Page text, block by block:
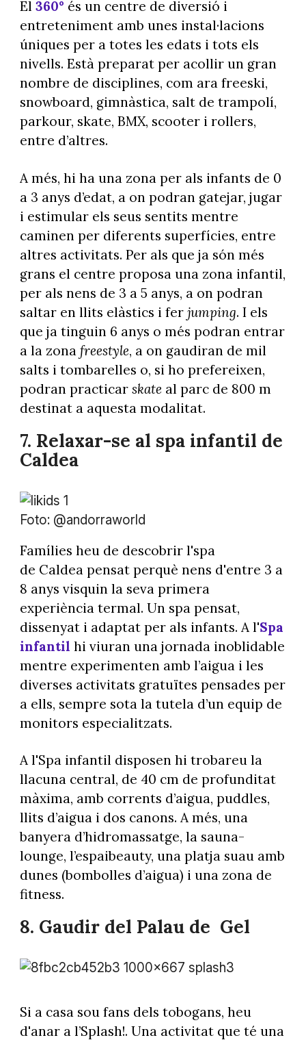
El 360° és un centre de diversió i
entreteniment amb unes instal·lacions
úniques per a totes les edats i tots els
nivells. Està preparat per acollir un gran
nombre de disciplines, com ara freeski,
snowboard, gimnàstica, salt de trampolí,
parkour, skate, BMX, scooter i rollers,
entre d’altres.
A més, hi ha una zona per als infants de 0
a 3 anys d’edat, a on podran gatejar, jugar
i estimular els seus sentits mentre
caminen per diferents superfícies, entre
altres activitats. Per als que ja són més
grans el centre proposa una zona infantil,
per als nens de 3 a 5 anys, a on podran
saltar en llits elàstics i fer jumping. I els
que ja tinguin 6 anys o més podran entrar
a la zona freestyle, a on gaudiran de mil
salts i tombarelles o, si ho prefereixen,
podran practicar skateal parc de 800 m
destinat a aquesta modalitat.
7. Relaxar-se al spa infantil de
Caldea
Foto: @andorraworld
Famílies heu de descobrir l'spa
de Caldea pensat perquè nens d'entre 3 a
8 anys visquin la seva primera
experiència termal. Un spa pensat,
dissenyat i adaptat per als infants. A l'Spa
infantil hi viuran una jornada inoblidable
mentre experimenten amb l’aigua i les
diverses activitats gratuïtes pensades per
a ells, sempre sota la tutela d’un equip de
monitors especialitzats.
A l'Spa infantil disposen hi trobareu la
llacuna central, de 40 cm de profunditat
màxima, amb corrents d’aigua, puddles,
llits d’aigua i dos canons. A més, una
banyera d’hidromassatge, la sauna-
lounge, l’espaibeauty, una platja suau amb
dunes (bombolles d’aigua) i una zona de
fitness.
8. Gaudirdel Palau de Gel
Si a casa sou fans dels tobogans, heu
d'anar a l’Splash!. Una activitat que té una